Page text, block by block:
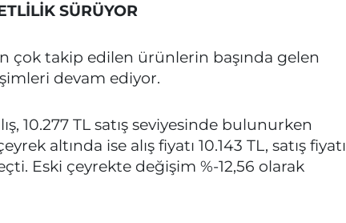
SÜRÜYOR
çok takip edilen ürünlerin başında gelen
devam ediyor.
10.277 TL satış seviyesinde bulunurken
altında ise alış fiyatı 10.143 TL, satış fiyatı
Eski çeyrekte değişim %-12,56 olarak